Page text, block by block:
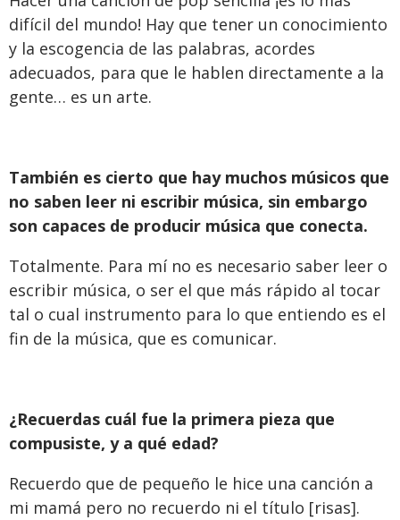
difícil del mundo! Hay que tener un conocimiento
y la escogencia de las palabras, acordes
adecuados, para que le hablen directamente a la
gente… es un arte.
También es cierto que hay muchos músicos que
no saben leer ni escribir música, sin embargo
son capaces de producir música que conecta.
Totalmente. Para mí no es necesario saber leer o
escribir música, o ser el que más rápido al tocar
tal o cual instrumento para lo que entiendo es el
fin de la música, que es comunicar.
¿Recuerdas cuál fue la primera pieza que
compusiste, y a qué edad?
Recuerdo que de pequeño le hice una canción a
mi mamá pero no recuerdo ni el título [risas].